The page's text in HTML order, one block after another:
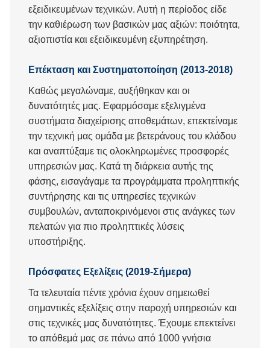
εξειδικευμένων τεχνικών. Αυτή η περίοδος είδε
την καθιέρωση των βασικών μας αξιών: ποιότητα,
αξιοπιστία και εξειδικευμένη εξυπηρέτηση.
Επέκταση και Συστηματοποίηση (2013-2018)
Καθώς μεγαλώναμε, αυξήθηκαν και οι
δυνατότητές μας. Εφαρμόσαμε εξελιγμένα
συστήματα διαχείρισης αποθεμάτων, επεκτείναμε
την τεχνική μας ομάδα με βετεράνους του κλάδου
και αναπτύξαμε τις ολοκληρωμένες προσφορές
υπηρεσιών μας. Κατά τη διάρκεια αυτής της
φάσης, εισαγάγαμε τα προγράμματα προληπτικής
συντήρησης και τις υπηρεσίες τεχνικών
συμβουλών, ανταποκρινόμενοι στις ανάγκες των
πελατών για πιο προληπτικές λύσεις
υποστήριξης.
Πρόσφατες Εξελίξεις (2019-Σήμερα)
Τα τελευταία πέντε χρόνια έχουν σημειωθεί
σημαντικές εξελίξεις στην παροχή υπηρεσιών και
στις τεχνικές μας δυνατότητες. Έχουμε επεκτείνει
το απόθεμά μας σε πάνω από 1000 γνήσια